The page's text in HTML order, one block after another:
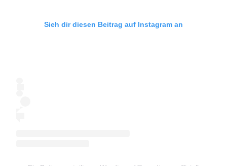
Sieh dir diesen Beitrag auf Instagram an